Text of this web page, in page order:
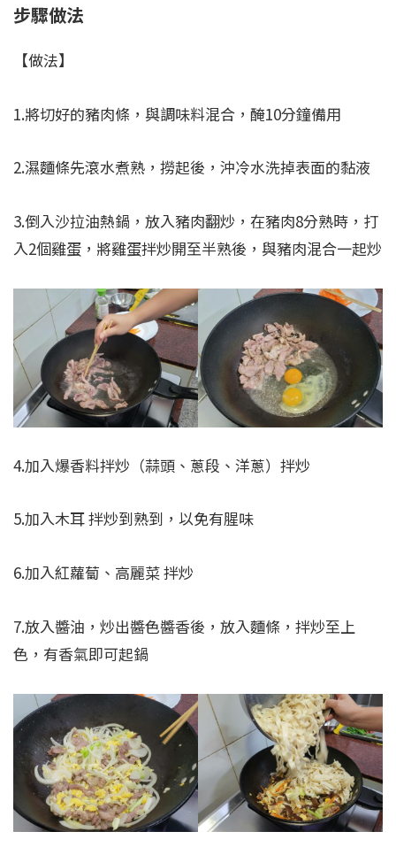
步驟做法
【做法】
1.將切好的豬肉條，與調味料混合，醃10分鐘備用
2.濕麵條先滾水煮熟，撈起後，沖冷水洗掉表面的黏液
3.倒入沙拉油熱鍋，放入豬肉翻炒，在豬肉8分熟時，打
入2個雞蛋，將雞蛋拌炒開至半熟後，與豬肉混合一起炒
4.加入爆香料拌炒（蒜頭、蔥段、洋蔥）拌炒
5.加入木耳 拌炒到熟到，以免有腥味
6.加入紅蘿蔔、高麗菜 拌炒
7.放入醬油，炒出醬色醬香後，放入麵條，拌炒至上
色，有香氣即可起鍋